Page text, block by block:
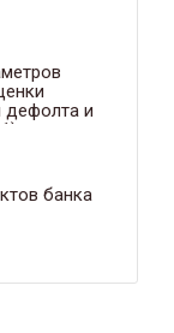
дефолта и
банка